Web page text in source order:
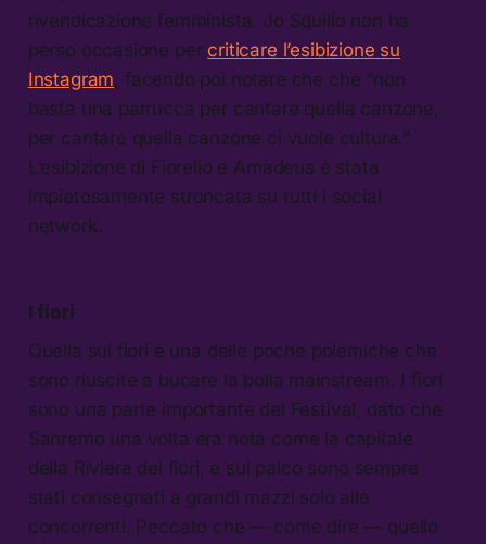
rivendicazione femminista. Jo Squillo non ha
perso occasione per criticare l’esibizione su
Instagram, facendo poi notare che che “non
basta una parrucca per cantare quella canzone,
per cantare quella canzone ci vuole cultura.”
L’esibizione di Fiorello e Amadeus è stata
impietosamente stroncata su tutti i social
network.
I fiori
Quella sui fiori è una delle poche polemiche che
sono riuscite a bucare la bolla mainstream. I fiori
sono una parte importante del Festival, dato che
Sanremo una volta era nota come la capitale
della Riviera dei fiori, e sul palco sono sempre
stati consegnati a grandi mazzi solo alle
concorrenti. Peccato che — come dire — quello